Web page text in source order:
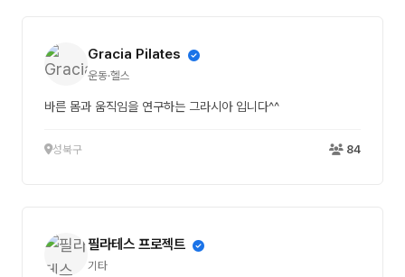
Gracia Pilates
운동·헬스
바른 몸과 움직임을 연구하는 그라시아 입니다^^
성북구 84
필라테스 프로젝트
기타